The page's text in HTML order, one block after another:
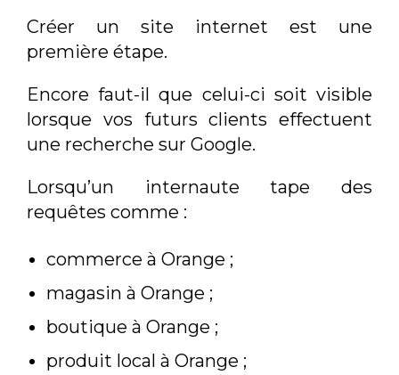
Créer un site internet est une
première étape.
Encore faut-il que celui-ci soit visible
lorsque vos futurs clients effectuent
une recherche sur Google.
Lorsqu’un internaute tape des
requêtes comme :
commerce à Orange ;
magasin à Orange ;
boutique à Orange ;
produit local à Orange ;